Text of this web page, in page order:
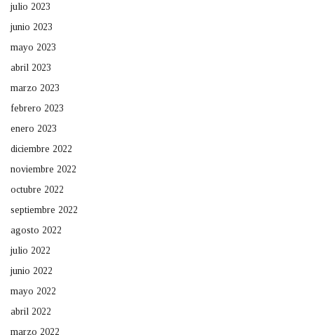
julio 2023
junio 2023
mayo 2023
abril 2023
marzo 2023
febrero 2023
enero 2023
diciembre 2022
noviembre 2022
octubre 2022
septiembre 2022
agosto 2022
julio 2022
junio 2022
mayo 2022
abril 2022
marzo 2022